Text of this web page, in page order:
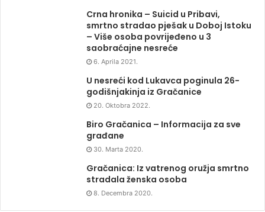
Crna hronika – Suicid u Pribavi,
smrtno stradao pješak u Doboj Istoku
– Više osoba povrijeđeno u 3
saobraćajne nesreće
6. Aprila 2021.
U nesreći kod Lukavca poginula 26-
godišnjakinja iz Gračanice
20. Oktobra 2022.
Biro Gračanica – Informacija za sve
građane
30. Marta 2020.
Gračanica: Iz vatrenog oružja smrtno
stradala ženska osoba
8. Decembra 2020.